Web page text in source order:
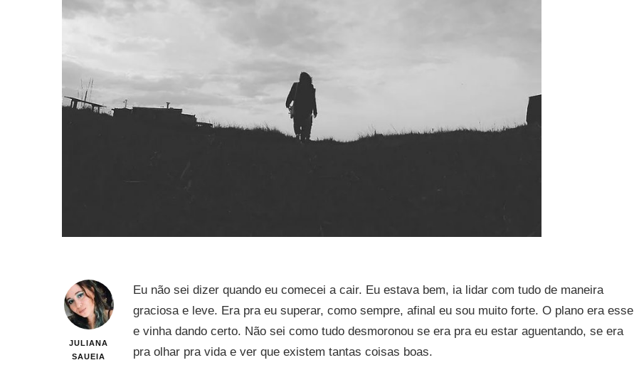
JULIANA
SAUEIA
Eu não sei dizer quando eu comecei a cair. Eu estava bem, ia lidar com tudo de maneira
graciosa e leve. Era pra eu superar, como sempre, afinal eu sou muito forte. O plano era esse
e vinha dando certo. Não sei como tudo desmoronou se era pra eu estar aguentando, se era
pra olhar pra vida e ver que existem tantas coisas boas.